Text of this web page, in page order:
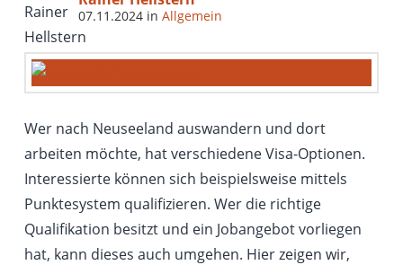
07.11.2024in Allgemein
Wer nach Neuseeland auswandern und dort
arbeiten möchte, hat verschiedene Visa-Optionen.
Interessierte können sich beispielsweise mittels
Punktesystem qualifizieren. Wer die richtige
Qualifikation besitzt und ein Jobangebot vorliegen
hat, kann dieses auch umgehen. Hier zeigen wir,